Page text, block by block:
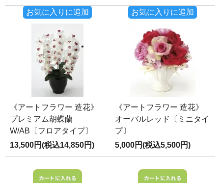
お気に入りに追加 お気に入りに追加
《アートフラワー 造花》
プレミアム胡蝶蘭
W/AB〔フロアタイプ〕
13,500円(税込14,850円)
《アートフラワー 造花》
オーバルレッド〔ミニタイ
プ〕
5,000円(税込5,500円)